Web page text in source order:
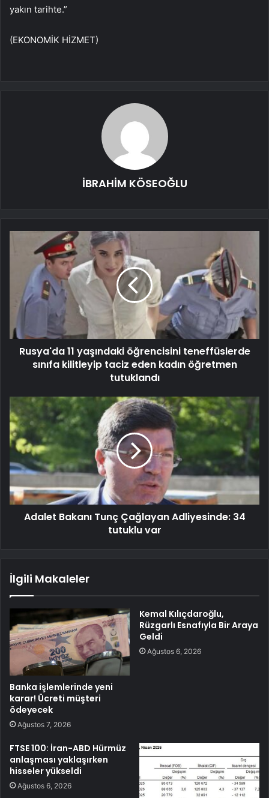
yakın tarihte.”
(EKONOMİK HİZMET)
İBRAHİM KÖSEOĞLU
Rusya'da 11 yaşındaki öğrencisini teneffüslerde
sınıfa kilitleyip taciz eden kadın öğretmen
tutuklandı
Adalet Bakanı Tunç Çağlayan Adliyesinde: 34
tutuklu var
İlgili Makaleler
Banka işlemlerinde yeni
karar! Ücreti müşteri
ödeyecek
Ağustos 7, 2026
Kemal Kılıçdaroğlu,
Rüzgarlı Esnafıyla Bir Araya
Geldi
Ağustos 6, 2026
FTSE 100: İran-ABD Hürmüz
anlaşması yaklaşırken
hisseler yükseldi
Ağustos 6, 2026